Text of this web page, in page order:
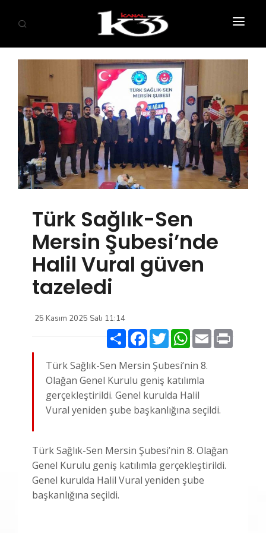
ANASAYFA
EKONOMİ
GÜNDEM
SAĞLIK
KÜLTÜR SANAT
SPOR
Türk Sağlık-Sen
Mersin Şubesi’nde
Halil Vural güven
tazeledi
25 Kasım 2025 Salı 11:14
Paylaş FacebookTwitter WhatsApp
Email
Türk Sağlık-Sen Mersin Şubesi’nin 8.
Olağan Genel Kurulu geniş katılımla
gerçekleştirildi. Genel kurulda Halil
Vural yeniden şube başkanlığına seçildi.
Türk Sağlık-Sen Mersin Şubesi’nin 8. Olağan
Genel Kurulu geniş katılımla gerçekleştirildi.
Genel kurulda Halil Vural yeniden şube
başkanlığına seçildi.